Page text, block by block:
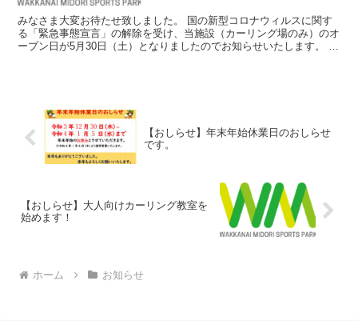
みなさま大変お待たせ致しました。 国の新型コロナウィルスに関す
る「緊急事態宣言」の解除を受け、当施設（カーリング場のみ）のオ
ープン日が5月30日（土）となりましたのでお知らせいたします。 ま
【おしらせ】年末年始休業日のおしらせ
です。
【おしらせ】大人向けカーリング教室を
始めます！
ホーム お知らせ